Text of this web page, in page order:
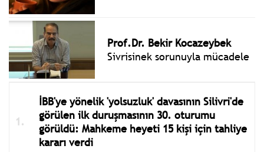
Sivrisinek sorunuyla mücadele
görülen ilk duruşmasının 30. oturumu
görüldü: Mahkeme heyeti 15 kişi için tahliye
kararı verdi